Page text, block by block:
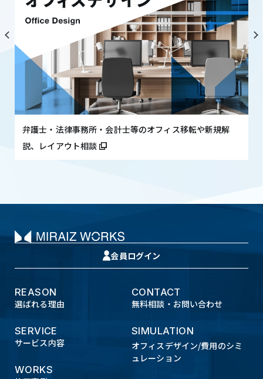
弁護士・法律事務所・会計士等のオフィス移転や新規解
説、レイアウト相談
会員ログイン
REASON
選ばれる理由
SERVICE
サービス内容
WORKS
CONTACT
無料相談・お問い合わせ
SIMULATION
オフィスデザイン/費用のシミ
ュレーション